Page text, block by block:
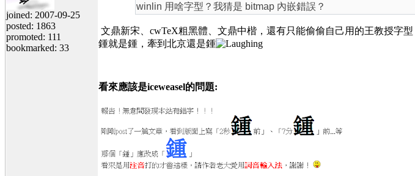
joined: 2007-09-25
posted: 1863
promoted: 111
bookmarked: 33
winlin 用啥字型？我猜是 bitmap 內嵌錯誤？
文鼎新宋、cwTeX粗黑體、文鼎中楷，還有只能偷偷自己用的王教授字
鍾就是鍾，牽到北京還是鍾
看來應該是iceweasel的問題: